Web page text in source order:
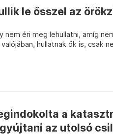
le ősszel az
nem éri meg lehullatni, amíg
hullatnak ők is, csak
a
az utolsó